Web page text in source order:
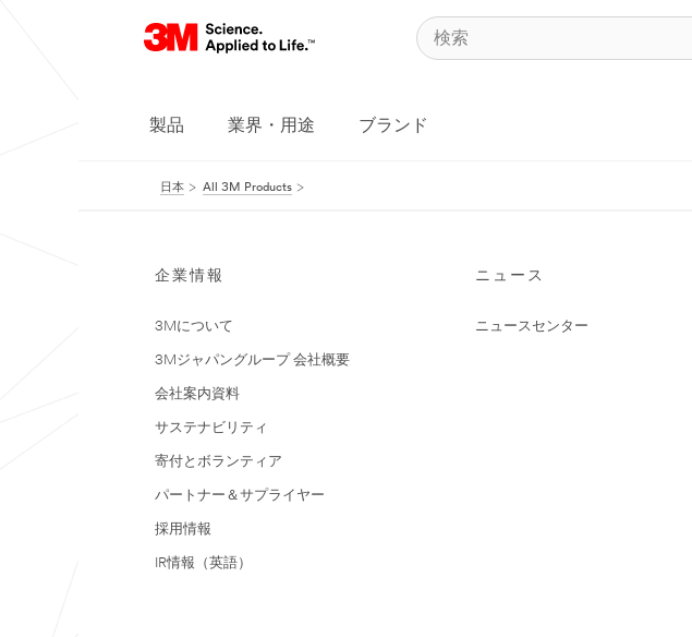
製品 業界・用途 ブランド
日本 All 3M Products
企業情報
3Mについて
3Mジャパングループ 会社概要
会社案内資料
サステナビリティ
寄付とボランティア
パートナー＆サプライヤー
採用情報
IR情報（英語）
ニュース
ニュースセンター